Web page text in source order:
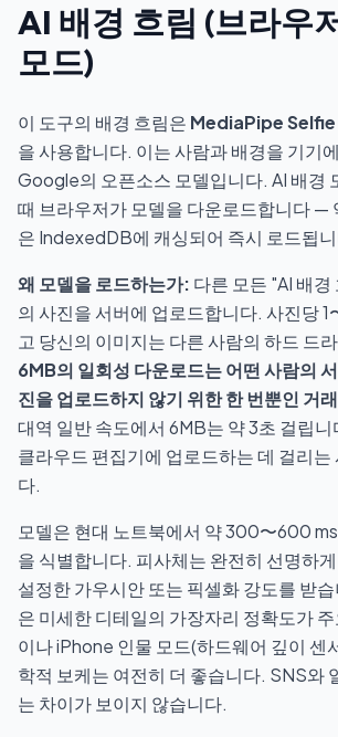
AI 배경 흐림 (브라우
모드)
이 도구의 배경 흐림은 MediaPipe
을 사용합니다. 이는 사람과 배경을 기기
Google의 오픈소스 모델입니다. AI 배경
때 브라우저가 모델을 다운로드합니다 —
은 IndexedDB에 캐싱되어 즉시 로드됩
왜 모델을 로드하는가: 다른 모든 "AI 배
의 사진을 서버에 업로드합니다. 사진당 1
고 당신의 이미지는 다른 사람의 하드 드
6MB의 일회성 다운로드는 어떤 사람의
진을 업로드하지 않기 위한 한 번뿐인 거
대역 일반 속도에서 6MB는 약 3초 걸립
클라우드 편집기에 업로드하는 데 걸리는
다.
모델은 현대 노트북에서 약 300〜600
을 식별합니다. 피사체는 완전히 선명하
설정한 가우시안 또는 픽셀화 강도를 받
은 미세한 디테일의 가장자리 정확도가
이나 iPhone 인물 모드(하드웨어 깊이 센
학적 보케는 여전히 더 좋습니다. SNS와
는 차이가 보이지 않습니다.